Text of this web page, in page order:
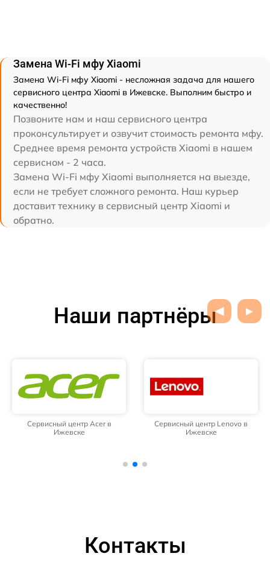
Замена Wi-Fi мфу Xiaomi
Замена Wi-Fi мфу Xiaomi - несложная задача для нашего
сервисного центра Xiaomi в Ижевске. Выполним быстро и
качественно!
Позвоните нам и наш сервисного центра
проконсультирует и озвучит стоимость ремонта мфу.
Среднее время ремонта устройств Xiaomi в нашем
сервисном - 2 часа.
Замена Wi-Fi мфу Xiaomi выполняется на выезде,
если не требует сложного ремонта. Наш курьер
доставит технику в сервисный центр Xiaomi и
обратно.
Наши партнёры
Сервисный центр Acer в
Ижевске
Сервисный центр Lenovo в
Ижевске
Контакты